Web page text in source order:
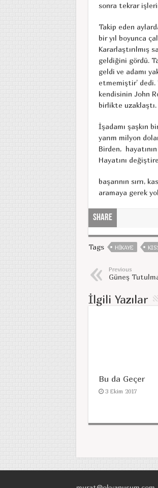
sonra tekrar
Takip eden
bir yıl boyunca
Kararlaştırılmış
geldiğini gördü.
geldi ve adamı
etmemiştir’ dedi.
kendisinin John
birlikte uzaklaştı.
İşadamı şaşkın
yarım milyon
Birden,
Hayatını
başarının sırrı,
aramaya gerek
Share
Tags HIKAYE
Previous
Güneş
İlgili Yazılar
Bu da Geçer
3 Ekim 2017